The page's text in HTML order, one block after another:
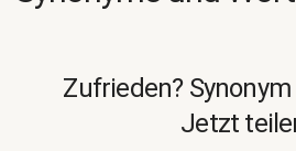
Zufrieden?
Jetzt